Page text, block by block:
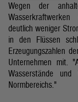
Wegen der
deutlich weniger
in den Flüssen
Erzeugungszahlen
Unternehmen mit.
Wasserstände und
Normbereichs."